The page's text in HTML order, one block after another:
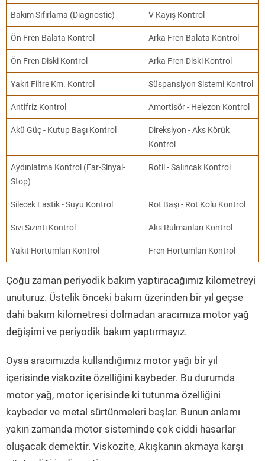
Bakım Sıfırlama (Diagnostic) V Kayış Kontrol
Ön Fren Balata Kontrol Arka Fren Balata Kontrol
Ön Fren Diski Kontrol Arka Fren Diski Kontrol
Yakıt Filtre Km. Kontrol Süspansiyon Sistemi Kontrol
Antifriz Kontrol Amortisör - Helezon Kontrol
Akü Güç - Kutup Başı Kontrol
Direksiyon - Aks Körük
Kontrol
Aydınlatma Kontrol (Far-Sinyal-
Stop)
Rotil - Salıncak Kontrol
Silecek Lastik - Suyu Kontrol Rot Başı - Rot Kolu Kontrol
Sıvı Sızıntı Kontrol Aks Rulmanları Kontrol
Yakıt Hortumları Kontrol Fren Hortumları Kontrol
Çoğu zaman periyodik bakım yaptıracağımız kilometreyi
unuturuz. Üstelik önceki bakım üzerinden bir yıl geçse
dahi bakım kilometresi dolmadan aracımıza motor yağ
değişimi ve periyodik bakım yaptırmayız.
Oysa aracımızda kullandığımız motor yağı bir yıl
içerisinde viskozite özelliğini kaybeder. Bu durumda
motor yağ, motor içerisinde ki tutunma özelliğini
kaybeder ve metal sürtünmeleri başlar. Bunun anlamı
yakın zamanda motor sisteminde çok ciddi hasarlar
oluşacak demektir. Viskozite, Akışkanın akmaya karşı